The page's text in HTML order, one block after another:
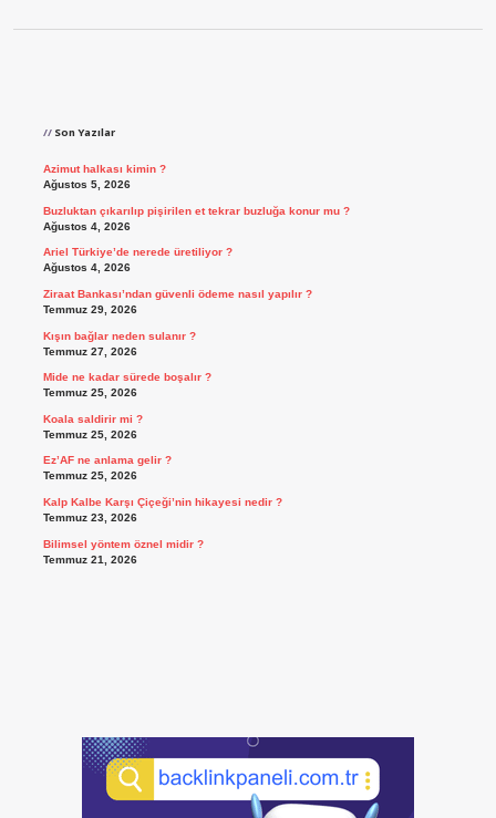
Son Yazılar
Azimut halkası kimin ?
Ağustos 5, 2026
Buzluktan çıkarılıp pişirilen et tekrar buzluğa konur mu ?
Ağustos 4, 2026
Ariel Türkiye’de nerede üretiliyor ?
Ağustos 4, 2026
Ziraat Bankası’ndan güvenli ödeme nasıl yapılır ?
Temmuz 29, 2026
Kışın bağlar neden sulanır ?
Temmuz 27, 2026
Mide ne kadar sürede boşalır ?
Temmuz 25, 2026
Koala saldirir mi ?
Temmuz 25, 2026
Ez’AF ne anlama gelir ?
Temmuz 25, 2026
Kalp Kalbe Karşı Çiçeği’nin hikayesi nedir ?
Temmuz 23, 2026
Bilimsel yöntem öznel midir ?
Temmuz 21, 2026